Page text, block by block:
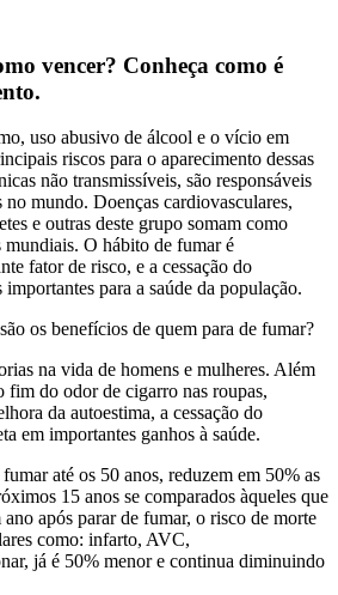
vencer? Conheça como é
uso abusivo de álcool e o vício em
riscos para o aparecimento dessas
não transmissíveis, são responsáveis
mundo. Doenças cardiovasculares,
e outras deste grupo somam como
mundiais. O hábito de fumar é
fator de risco, e a cessação do
para a saúde da população.
os benefícios de quem para de fumar?
na vida de homens e mulheres. Além
fim do odor de cigarro nas roupas,
da autoestima, a cessação do
em importantes ganhos à saúde.
até os 50 anos, reduzem em 50% as
15 anos se comparados àqueles que
após parar de fumar, o risco de morte
como: infarto, AVC,
já é 50% menor e continua diminuindo